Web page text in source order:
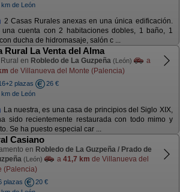
km de León
2 Casas Rurales anexas en una única edificación.
una cuenta con 2 habitaciones dobles, 1 baño, 1
ducha de hidromasaje, salón c ...
Rural La Venta del Alma
en Robledo de La Guzpeña (León)
a
de Villanueva del Monte (Palencia)
plazas
26 €
km de León
La nuestra, es una casa de principios del Siglo XIX,
sido recientemente restaurada con todo mimo y
Se ha puesto especial car ...
Casiano
en Robledo de La Guzpeña / Prado de
(León) a 41,7 km de Villanueva del
(Palencia)
plazas
20 €